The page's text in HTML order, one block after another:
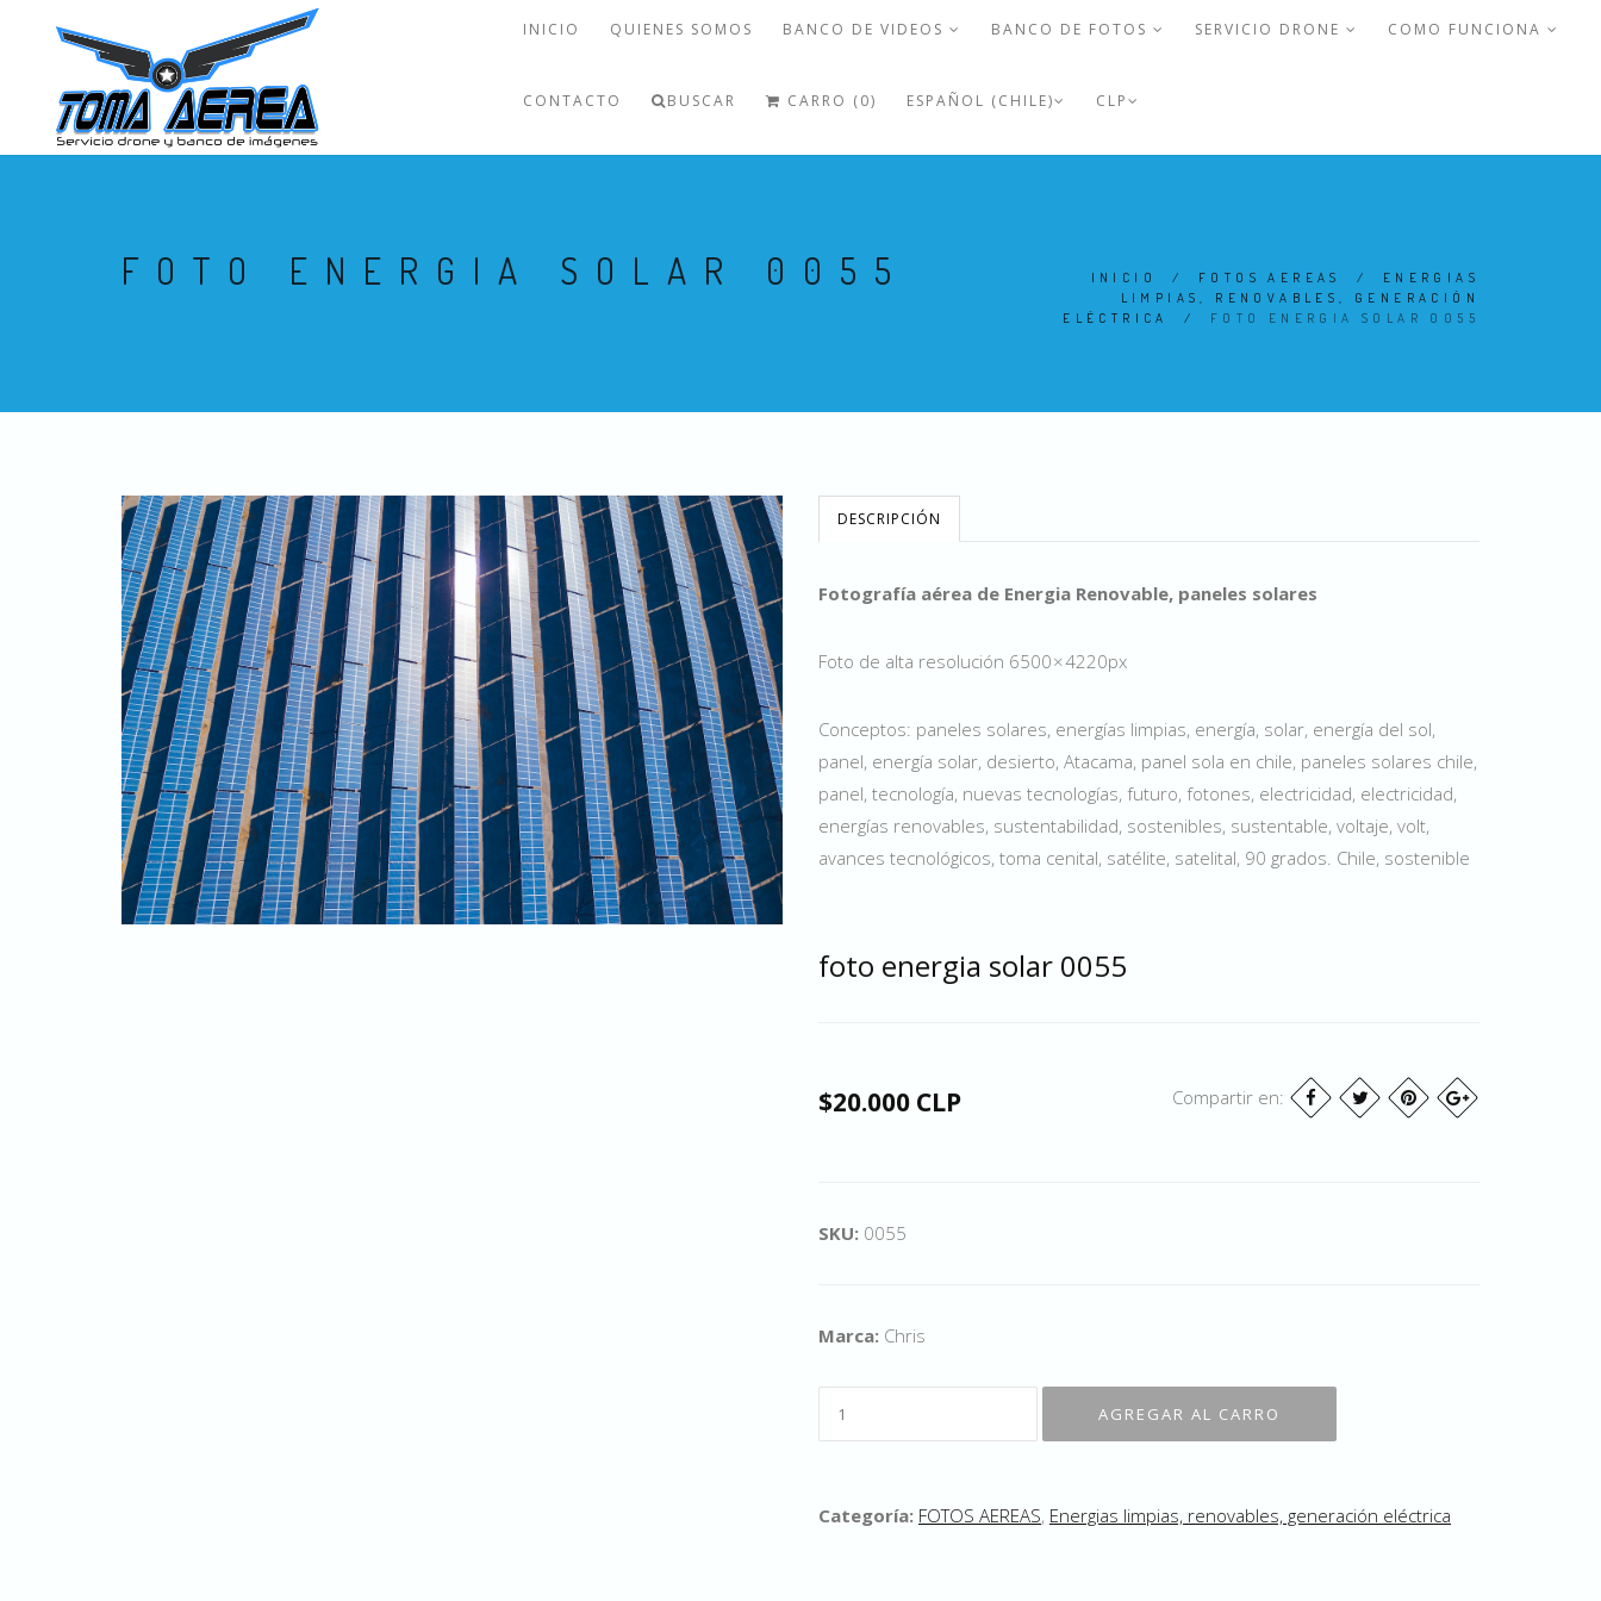
INICIO QUIENES SOMOS BANCO DE VIDEOS BANCO DE FOTOS SERVICIO DRONE COMO FUNCIONA
CONTACTO BUSCAR CARRO (0) ESPAÑOL (CHILE) CLP
FOTO ENERGIA SOLAR 0055 INICIO / FOTOS AEREAS / ENERGIAS
LIMPIAS, RENOVABLES, GENERACIÓN
ELÉCTRICA
/ FOTO ENERGIA SOLAR 0055
DESCRIPCIÓN
Fotografía aérea de Energia Renovable, paneles solares
Foto de alta resolución 6500 × 4220px
Conceptos: paneles solares, energías limpias, energía, solar, energía del sol,
panel, energía solar, desierto, Atacama, panel sola en chile, paneles solares chile,
panel, tecnología, nuevas tecnologías, futuro, fotones, electricidad, electricidad,
energías renovables, sustentabilidad, sostenibles, sustentable, voltaje, volt,
avances tecnológicos, toma cenital, satélite, satelital, 90 grados. Chile, sostenible
foto energia solar 0055
$20.000 CLP Compartir en:
SKU: 0055
Marca: Chris
Categoría: FOTOS AEREAS, Energias limpias, renovables, generación eléctrica